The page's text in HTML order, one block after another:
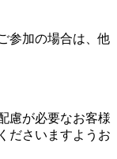
参加の場合は、他
慮が必要なお客様
ださいますようお